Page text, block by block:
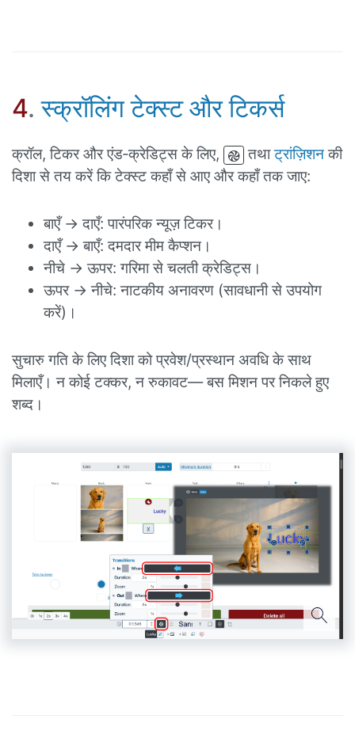
4. स्क्रॉलिंग टेक्स्ट और टिकर्स
क्रॉल, टिकर और एंड‑क्रेडिट्स के लिए, तथाट्रांज़िशनकी
दिशा से तय करें कि टेक्स्ट कहाँ से आए और कहाँ तक जाए:
बाएँ → दाएँ: पारंपरिक न्यूज़ टिकर।
दाएँ → बाएँ: दमदार मीम कैप्शन।
नीचे → ऊपर: गरिमा से चलती क्रेडिट्स।
ऊपर → नीचे: नाटकीय अनावरण (सावधानी से उपयोग
करें)।
सुचारु गति के लिए दिशा को प्रवेश/प्रस्थान अवधि के साथ
मिलाएँ। न कोई टक्कर, न रुकावट— बस मिशन पर निकले हुए
शब्द।